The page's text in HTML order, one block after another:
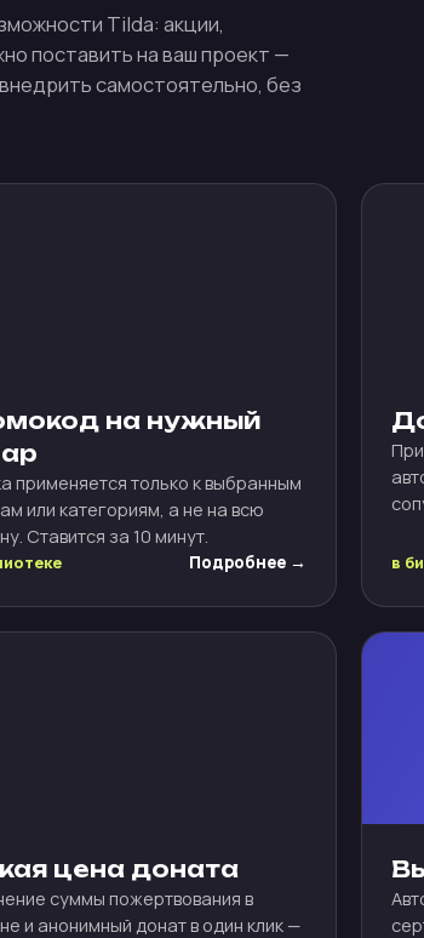
Tilda: акции,
поставить на ваш проект —
самостоятельно, без
на нужный
применяется только к выбранным
или категориям, а не на всю
Ставится за 10 минут.
Подробнее → в
цена доната
суммы пожертвования в
и анонимный донат в один клик —